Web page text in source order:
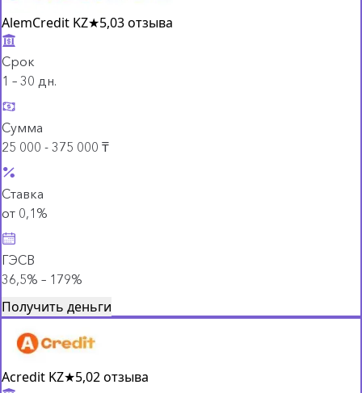
AlemCredit KZ★5,03 отзыва
Срок
1 – 30 дн.
Сумма
25 000 - 375 000 ₸
Ставка
от 0,1%
ГЭСВ
36,5% – 179%
Получить деньги
Acredit KZ★5,02 отзыва